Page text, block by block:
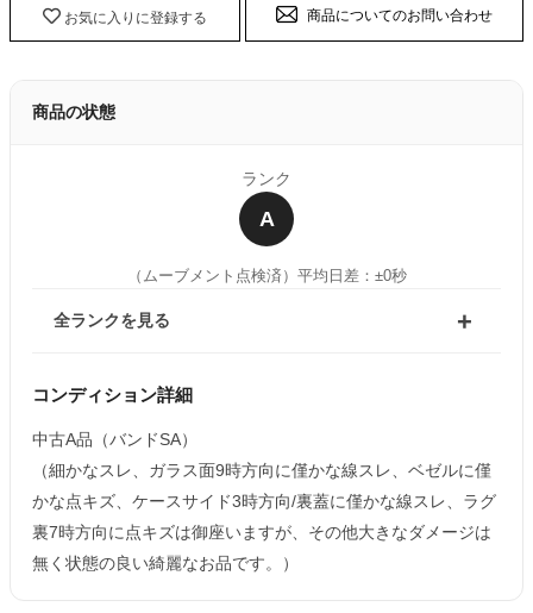
お気に入りに登録する 商品についてのお問い合わせ
商品の状態
ランク
A
（ムーブメント点検済） 平均日差：±0秒
全ランクを見る
コンディション詳細
中古A品（バンドSA）
（細かなスレ、ガラス面9時方向に僅かな線スレ、ベゼルに僅
かな点キズ、ケースサイド3時方向/裏蓋に僅かな線スレ、ラグ
裏7時方向に点キズは御座いますが、その他大きなダメージは
無く状態の良い綺麗なお品です。）